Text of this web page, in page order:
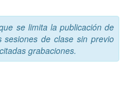
se limita la publicación de
sesiones de clase sin previo
grabaciones.